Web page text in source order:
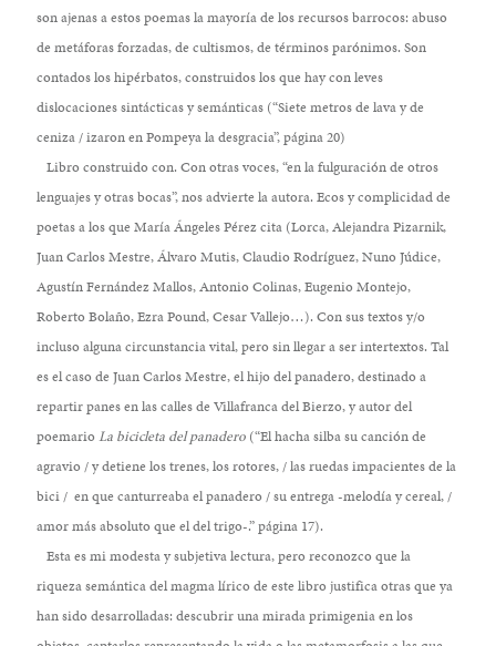
son ajenas a estos poemas la mayoría de los recursos barrocos: abuso
de metáforas forzadas, de cultismos, de términos parónimos. Son
contados los hipérbatos, construidos los que hay con leves
dislocaciones sintácticas y semánticas (“Siete metros de lava y de
ceniza / izaron en Pompeya la desgracia”, página 20)
Libro construido con. Con otras voces, “en la fulguración de otros
lenguajes y otras bocas”, nos advierte la autora. Ecos y complicidad de
poetas a los que María Ángeles Pérez cita (Lorca, Alejandra Pizarnik,
Juan Carlos Mestre, Álvaro Mutis, Claudio Rodríguez, Nuno Júdice,
Agustín Fernández Mallos, Antonio Colinas, Eugenio Montejo,
Roberto Bolaño, Ezra Pound, Cesar Vallejo…). Con sus textos y/o
incluso alguna circunstancia vital, pero sin llegar a ser intertextos. Tal
es el caso de Juan Carlos Mestre, el hijo del panadero, destinado a
repartir panes en las calles de Villafranca del Bierzo, y autor del
poemarioLa bicicleta del panadero (“El hacha silba su canción de
agravio / y detiene los trenes, los rotores, / las ruedas impacientes de la
bici / en que canturreaba el panadero / su entrega -melodía y cereal, /
amor más absoluto que el del trigo-.” página 17).
Esta es mi modesta y subjetiva lectura, pero reconozco que la
riqueza semántica del magma lírico de este libro justifica otras que ya
han sido desarrolladas: descubrir una mirada primigenia en los